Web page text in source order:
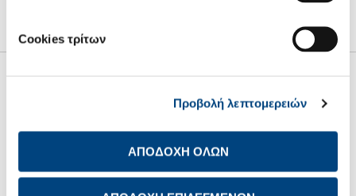
Cookies τρίτων
Προβολή λεπτομερειών
ΑΠΟΔΟΧΗ ΟΛΩΝ